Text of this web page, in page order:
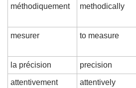
méthodiquement methodically
mesurer to measure
la précision precision
attentivement attentively